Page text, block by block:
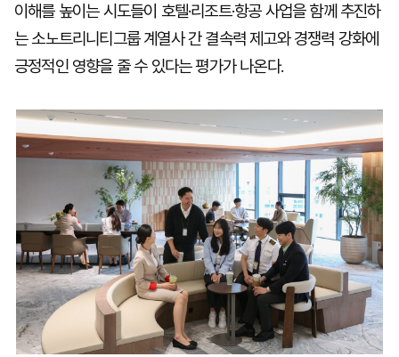
이해를 높이는 시도들이 호텔·리조트·항공 사업을 함께 추진하
는 소노트리니티그룹 계열사 간 결속력 제고와 경쟁력 강화에
긍정적인 영향을 줄 수 있다는 평가가 나온다.